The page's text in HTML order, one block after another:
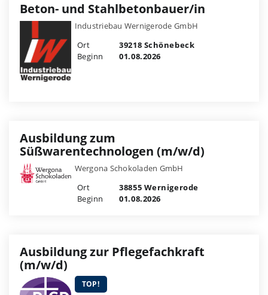
Beton- und Stahlbetonbauer/in
Industriebau Wernigerode GmbH
Ort
39218 Schönebeck
Beginn
01.08.2026
Ausbildung zum
Süßwarentechnologen (m/w/d)
Wergona Schokoladen GmbH
Ort
38855 Wernigerode
Beginn
01.08.2026
Ausbildung zur Pflegefachkraft
(m/w/d)
TOP!